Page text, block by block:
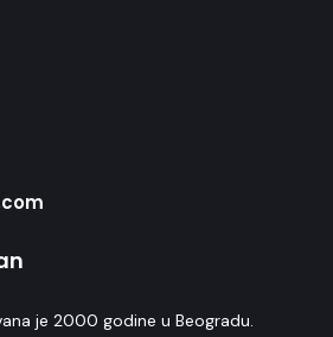
je 2000 godine u Beogradu.